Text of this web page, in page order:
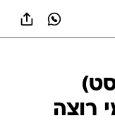
רוצה